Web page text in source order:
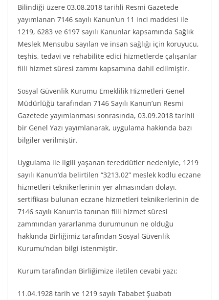
Bilindiği üzere 03.08.2018 tarihli Resmi Gazetede
yayımlanan 7146 sayılı Kanun’un 11 inci maddesi ile
1219, 6283 ve 6197 sayılı Kanunlar kapsamında Sağlık
Meslek Mensubu sayılan ve insan sağlığı için koruyucu,
teşhis, tedavi ve rehabilite edici hizmetlerde çalışanlar
fiili hizmet süresi zammı kapsamına dahil edilmiştir.
Sosyal Güvenlik Kurumu Emeklilik Hizmetleri Genel
Müdürlüğü tarafından 7146 Sayılı Kanun’un Resmi
Gazetede yayımlanması sonrasında, 03.09.2018 tarihli
bir Genel Yazı yayımlanarak, uygulama hakkında bazı
bilgiler verilmiştir.
Uygulama ile ilgili yaşanan tereddütler nedeniyle, 1219
sayılı Kanun’da belirtilen “3213.02” meslek kodlu eczane
hizmetleri teknikerlerinin yer almasından dolayı,
sertifikası bulunan eczane hizmetleri teknikerlerinin de
7146 sayılı Kanun’la tanınan fiili hizmet süresi
zammından yararlanma durumunun ne olduğu
hakkında Birliğimiz tarafından Sosyal Güvenlik
Kurumu’ndan bilgi istenmiştir.
Kurum tarafından Birliğimize iletilen cevabi yazı;
11.04.1928 tarih ve 1219 sayılı Tababet Şuabatı